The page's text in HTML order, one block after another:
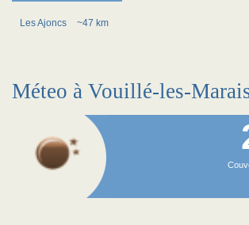
Les Ajoncs ~47 km
Méteo à Vouillé-les-